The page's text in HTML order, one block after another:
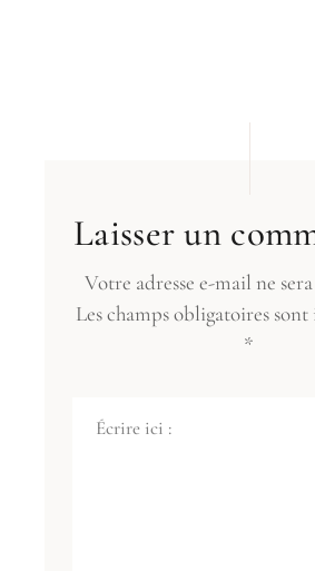
Laisser un
Votre adresse e-mail ne
Les champs obligatoires sont
*